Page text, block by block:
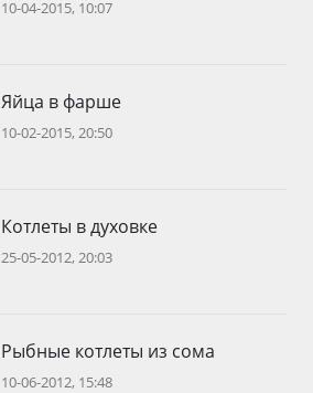
10-04-2015, 10:07
Яйца в фарше
10-02-2015, 20:50
Котлеты в духовке
25-05-2012, 20:03
Рыбные котлеты из сома
10-06-2012, 15:48